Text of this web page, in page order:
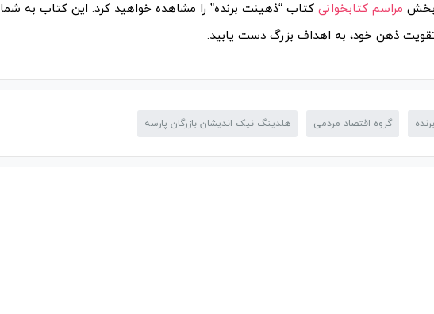
مراسم کتابخوانیکتاب “ذهینت برنده” را مشاهده خواهید کرد. این کتاب به شما
ذهن خود، به اهداف بزرگ دست یابید.
گروه اقتصاد مردمی هلدینگ نیک اندیشان بازرگان پارسه